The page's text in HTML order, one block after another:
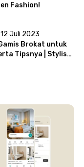
Fashion!
12 Juli 2023
Brokat untuk
Tipsnya | Stylish